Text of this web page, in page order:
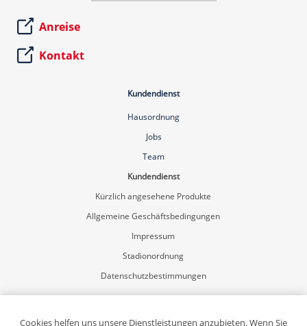
Anreise
Kontakt
Kundendienst
Hausordnung
Jobs
Team
Kundendienst
Kürzlich angesehene Produkte
Allgemeine Geschäftsbedingungen
Impressum
Stadionordnung
Datenschutzbestimmungen
Mein Konto
Registrierung
Cookies helfen uns unsere Dienstleistungen anzubieten. Wenn Sie